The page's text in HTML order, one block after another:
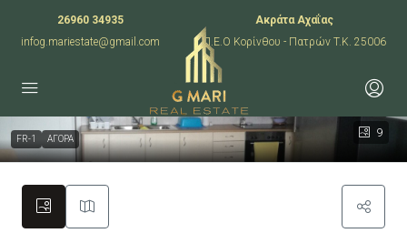
26960 34935
infog.mariestate@gmail.com
Ακράτα Αχαΐας
Π.Ε.Ο Κορίνθου - Πατρών T.K. 25006
9
FR-1 ΑΓΟΡΑ